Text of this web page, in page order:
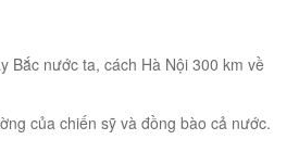
Bắc nước ta, cách Hà Nội 300 km về
của chiến sỹ và đồng bào cả nước.